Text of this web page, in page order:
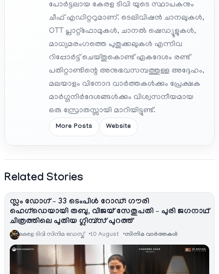
പോർട്ടലായ കേരള ടിവി യുടെ സ്ഥാപകനും
ചീഫ് എഡിറ്ററുമാണ്. ടെലിവിഷൻ ചാനലുകൾ,
OTT പ്ലാറ്റ്‌ഫോമുകൾ, ചാനൽ ഷെഡ്യൂളുകൾ,
മാധ്യമരംഗത്തെ പുതുക്കലുകൾ എന്നിവ
റിപ്പോർട്ട് ചെയ്തുകൊണ്ട് ഏകദേശം രണ്ട്
പതിറ്റാണ്ടിന്റെ അനുഭവസമ്പത്തുള്ള അദ്ദേഹം,
മലയാളം വിനോദ വാർത്തകൾക്കും പ്രേക്ഷക
മാർഗ്ഗനിർദേശങ്ങൾക്കും വിശ്വസനീയമായ
ഒരു സ്രോതസ്സായി മാറിയിട്ടുണ്ട്.
More Posts Website
Related Stories
സ്ലം ഡോഗ് – 33 ടെംപിൾ റോഡ്: ഗൗരി
ഹെഗ്ഡെയായി തബു, വിജയ് സേതുപതി – പുരി ജഗനാഥ്
ചിത്രത്തിലെ പുതിയ ഗ്ലിമ്പ്സ് പുറത്ത്
കേരള ടിവി സിനിമ ഡെസ്ക് 10 August സിനിമ വാര്‍ത്തകള്‍